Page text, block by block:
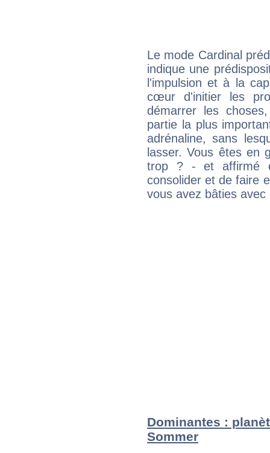
Le mode Cardinal
indique une
l'impulsion et à la
cœur d'initier les
démarrer les
partie la plus
adrénaline, sans
lasser. Vous êtes en
trop ? - et affirmé
consolider et de faire
vous avez bâties avec
Dominantes :
Sommer